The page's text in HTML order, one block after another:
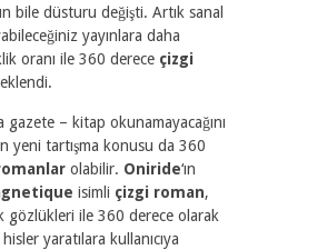
bile düsturu değişti. Artık sanal
yayınlara daha
oranı ile 360 derece çizgi
gazete – kitap okunamayacağını
yeni tartışma konusu da 360
olabilir. Oniride‘ın
isimli çizgi roman,
gözlükleri ile 360 derece olarak
yaratılara kullanıcıya